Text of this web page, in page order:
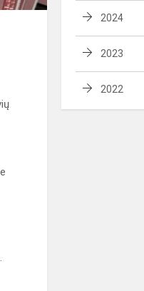
2024
2023
2022